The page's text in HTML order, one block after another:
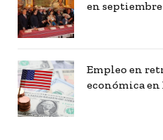
en septiembre
Empleo en
económica en